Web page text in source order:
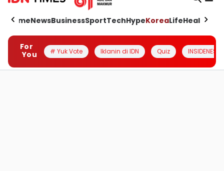
HomeNewsBusinessSportTechHypeKoreaLifeHealth
For
You
# Yuk Vote Iklanin di IDN Quiz INSIDENESIA